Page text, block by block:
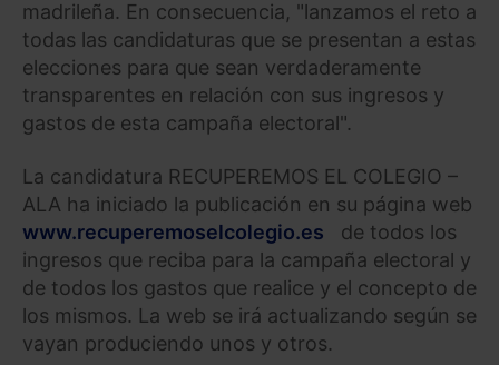
madrileña. En consecuencia, "lanzamos el reto a
todas las candidaturas que se presentan a estas
elecciones para que sean verdaderamente
transparentes en relación con sus ingresos y
gastos de esta campaña electoral".
La candidatura RECUPEREMOS EL COLEGIO –
ALA ha iniciado la publicación en su página web
www.recuperemoselcolegio.es de todos los
ingresos que reciba para la campaña electoral y
de todos los gastos que realice y el concepto de
los mismos. La web se irá actualizando según se
vayan produciendo unos y otros.